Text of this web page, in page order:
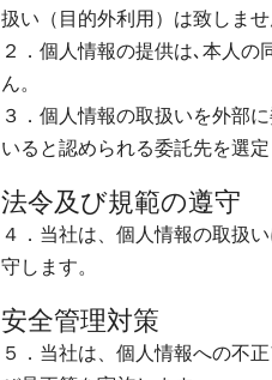
扱い（目的外利用）は致しま
２．個人情報の提供は､本人
ん。
３．個人情報の取扱いを外部
いると認められる委託先を選
法令及び規範の遵守
４．当社は、個人情報の取扱
守します。
安全管理対策
５．当社は、個人情報への不